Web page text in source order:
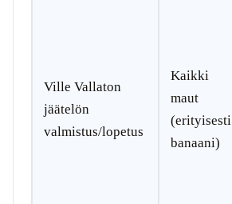
Ville Vallaton
jäätelön
valmistus/lopetus
Kaikki
maut
(erityisesti
banaani)